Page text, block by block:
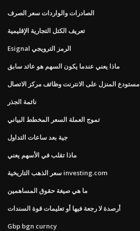
الصادرات والواردات سعر الصرف
تعريف الكتل التجارية الإقليمية
Esignal الرمز الترويجي
ماذا يعني عندما يكون السهم هو عائد سابق
مستودع المنزل على الانترنت وظائف مركز الاتصال
نائمة الجذر
تموج العملة السعر المخطط البياني
جية بعد ساعات التداول
ماذا تقلب في الأسهم يعني
سعر الذهب التاريخية investing.com
ما هي صيغة حقوق المساهمين
أرصدة لا رجعة فيها أو تعليمات قوة السندات
Gbp bgn curncy